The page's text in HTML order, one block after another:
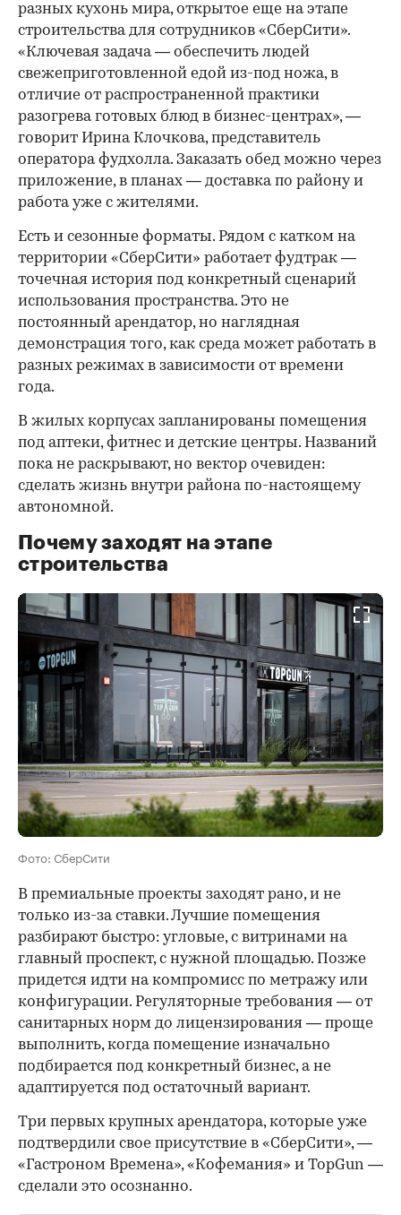
разных кухонь мира, открытое еще на этапе
строительства для сотрудников «СберСити».
«Ключевая задача — обеспечить людей
свежеприготовленной едой из-под ножа, в
отличие от распространенной практики
разогрева готовых блюд в бизнес-центрах», —
говорит Ирина Клочкова, представитель
оператора фудхолла. Заказать обед можно через
приложение, в планах — доставка по району и
работа уже с жителями.
Есть и сезонные форматы. Рядом с катком на
территории «СберСити» работает фудтрак —
точечная история под конкретный сценарий
использования пространства. Это не
постоянный арендатор, но наглядная
демонстрация того, как среда может работать в
разных режимах в зависимости от времени
года.
В жилых корпусах запланированы помещения
под аптеки, фитнес и детские центры. Названий
пока не раскрывают, но вектор очевиден:
сделать жизнь внутри района по-настоящему
автономной.
Почему заходят на этапе
строительства
Фото: СберСити
В премиальные проекты заходят рано, и не
только из-за ставки. Лучшие помещения
разбирают быстро: угловые, с витринами на
главный проспект, с нужной площадью. Позже
придется идти на компромисс по метражу или
конфигурации. Регуляторные требования — от
санитарных норм до лицензирования — проще
выполнить, когда помещение изначально
подбирается под конкретный бизнес, а не
адаптируется под остаточный вариант.
Три первых крупных арендатора, которые уже
подтвердили свое присутствие в «СберСити», —
«Гастроном Времена», «Кофемания» и TopGun —
сделали это осознанно.